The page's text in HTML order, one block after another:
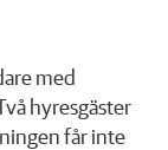
med
hyresgäster
får inte